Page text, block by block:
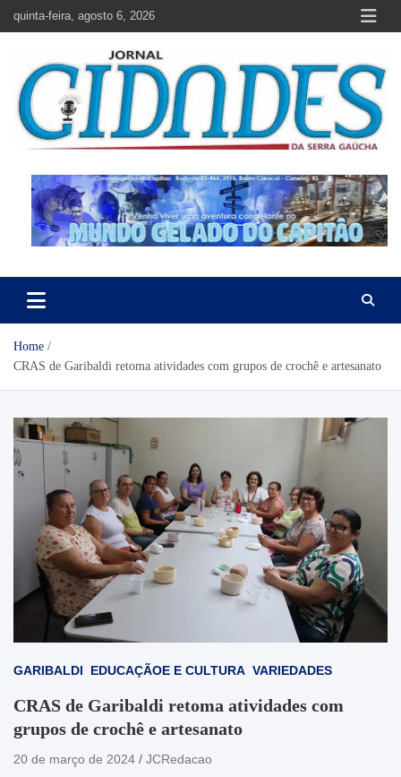
quinta-feira, agosto 6, 2026
Jornal Cidades da Serra Gaúcha
Home
CRAS de Garibaldi retoma atividades com grupos de crochê e artesanato
GARIBALDI EDUCAÇÃOE E CULTURA VARIEDADES
CRAS de Garibaldi retoma atividades com
grupos de crochê e artesanato
20 de março de 2024 JCRedacao